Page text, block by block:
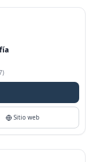
Sitio web